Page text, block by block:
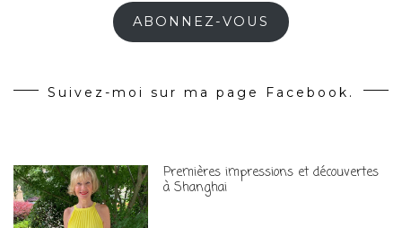
ABONNEZ-VOUS
Suivez-moi sur ma page Facebook.
Premières impressions et découvertes
à Shanghai